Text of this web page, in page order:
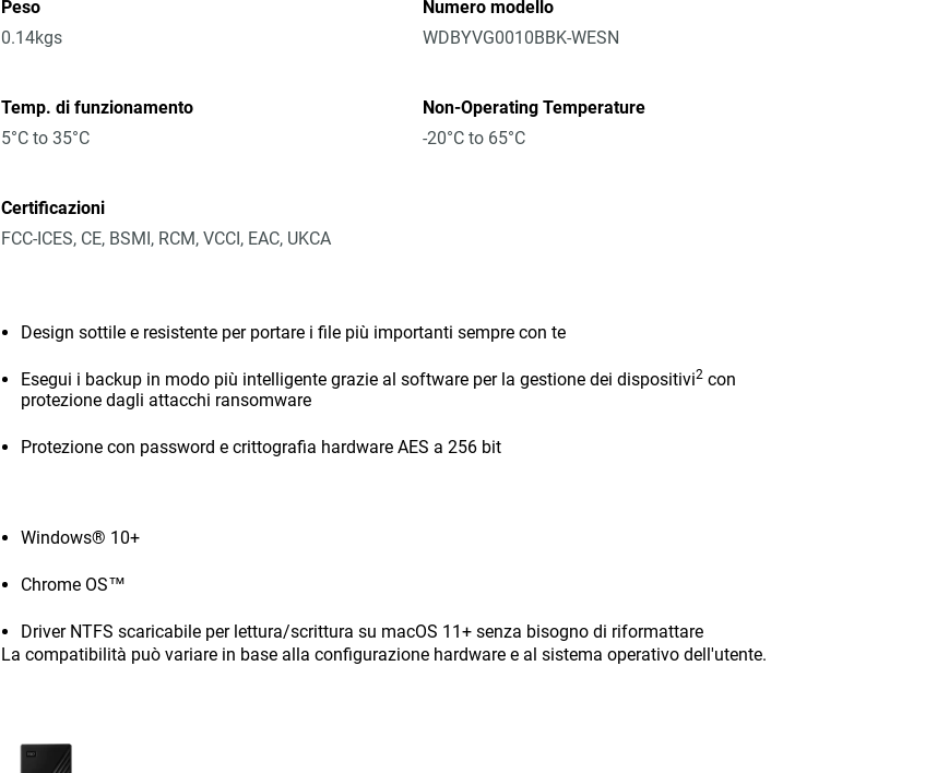
Peso
0.14kgs
Numero modello
WDBYVG0010BBK-WESN
Temp. di funzionamento
5°C to 35°C
Non-Operating Temperature
-20°C to 65°C
Certificazioni
FCC-ICES, CE, BSMI, RCM, VCCI, EAC, UKCA
Design sottile e resistente per portare i file più importanti sempre con te
Esegui i backup in modo più intelligente grazie al software per la gestione dei dispositivi2 con
protezione dagli attacchi ransomware
Protezione con password e crittografia hardware AES a 256 bit
Windows® 10+
Chrome OS™
Driver NTFS scaricabile per lettura/scrittura su macOS 11+ senza bisogno di riformattare
La compatibilità può variare in base alla configurazione hardware e al sistema operativo dell'utente.